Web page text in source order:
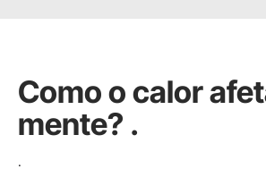
Como o calor
mente? .
.